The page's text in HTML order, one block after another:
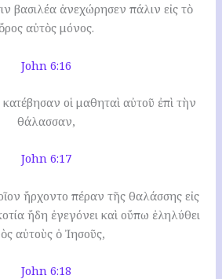
βασιλέα ἀνεχώρησεν πάλιν εἰς τὸ
ὄρος αὐτὸς μόνος.
John 6:16
οἱ μαθηταὶ αὐτοῦ ἐπὶ τὴν
θάλασσαν,
John 6:17
ἤρχοντο πέραν τῆς θαλάσσης εἰς
ἤδη ἐγεγόνει καὶ οὔπω ἐληλύθει
αὐτοὺς ὁ Ἰησοῦς,
John 6:18